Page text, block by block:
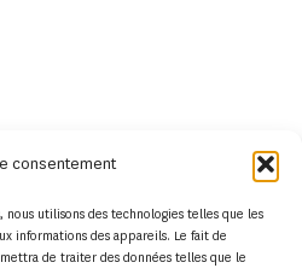
consentement
utilisons des technologies telles que les
informations des appareils. Le fait de
de traiter des données telles que le